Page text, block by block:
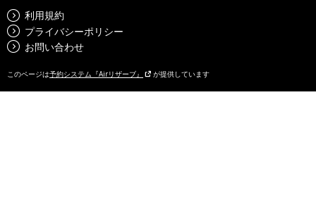
利用規約
プライバシーポリシー
お問い合わせ
このページは予約システム『Airリザーブ』 が提供しています